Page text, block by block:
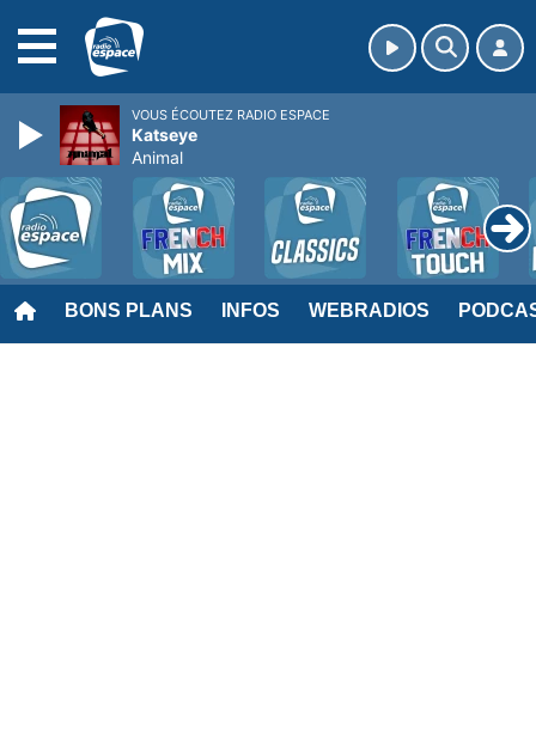
BONS PLANS INFOS WEBRADIOS
VOUS ÉCOUTEZ RADIO ESPACE
Katseye
Animal